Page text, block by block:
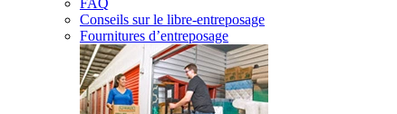
Conseils sur le libre-entreposage
Fournitures d’entreposage